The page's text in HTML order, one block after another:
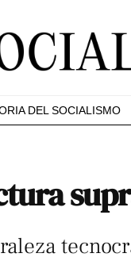
DEL SOCIALISMO